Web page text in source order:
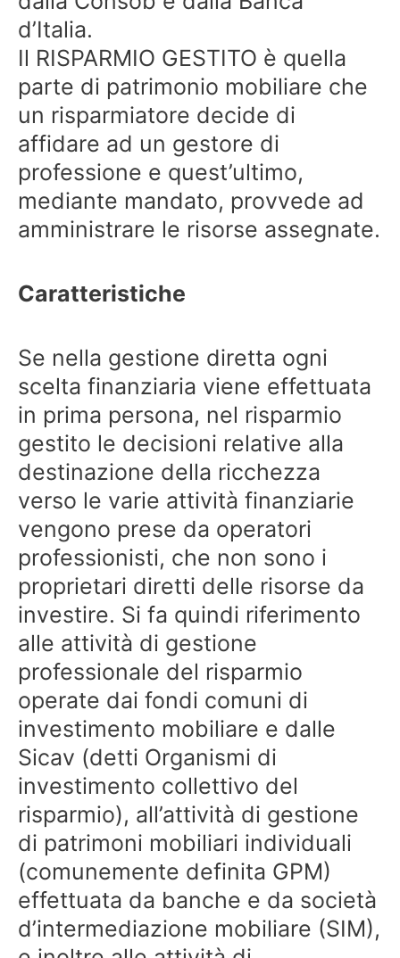
d’Italia.
Il RISPARMIO GESTITO è quella
parte di patrimonio mobiliare che
un risparmiatore decide di
affidare ad un gestore di
professione e quest’ultimo,
mediante mandato, provvede ad
amministrare le risorse assegnate.
Caratteristiche
Se nella gestione diretta ogni
scelta finanziaria viene effettuata
in prima persona, nel risparmio
gestito le decisioni relative alla
destinazione della ricchezza
verso le varie attività finanziarie
vengono prese da operatori
professionisti, che non sono i
proprietari diretti delle risorse da
investire. Si fa quindi riferimento
alle attività di gestione
professionale del risparmio
operate dai fondi comuni di
investimento mobiliare e dalle
Sicav (detti Organismi di
investimento collettivo del
risparmio), all’attività di gestione
di patrimoni mobiliari individuali
(comunemente definita GPM)
effettuata da banche e da società
d’intermediazione mobiliare (SIM),